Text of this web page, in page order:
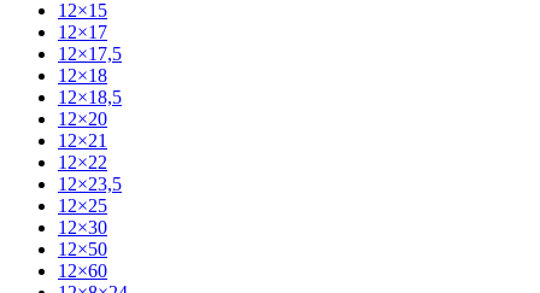
12×15
12×17
12×17,5
12×18
12×18,5
12×20
12×21
12×22
12×23,5
12×25
12×30
12×50
12×60